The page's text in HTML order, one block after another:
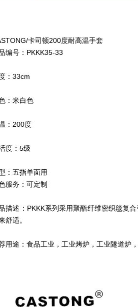
卡司顿200度耐高温手套
编号：PKKK35-33
：33cm
：米白色
：200度
度：5级
：五指单面用
服务：可定制
描述：PKKK系列采用聚酯纤维密织毯复
舒适。
用途：食品工业，工业烤炉，工业隧道炉